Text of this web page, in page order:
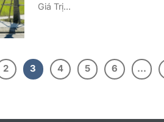
Giá Trị...
2 3 4 5 6 …